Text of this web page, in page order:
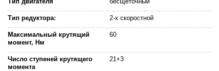
Тип редуктора: 2-х скоростной
Максимальный крутящий
момент, Нм
60
Число ступеней крутящего
момента
21+3